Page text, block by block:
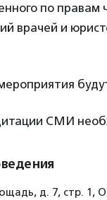
по
врачей и
СМИ
д. 7, стр. 1,